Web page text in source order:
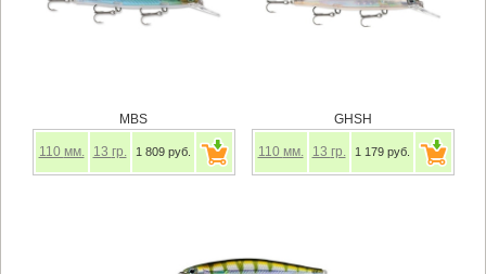
MBS
110 мм. 13 гр. 1 809 руб.
GHSH
110 мм. 13 гр. 1 179 руб.